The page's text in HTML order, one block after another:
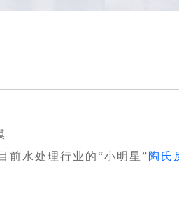
前水处理行业的“小明星” 陶氏